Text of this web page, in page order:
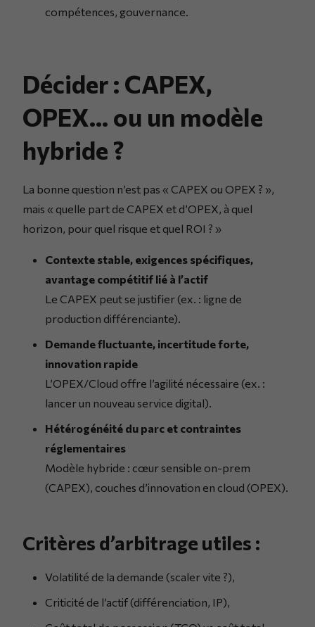
compétences, gouvernance.
Décider : CAPEX,
OPEX… ou un modèle
hybride ?
La bonne question n’est pas « CAPEX ou OPEX ? »,
mais « quelle part de CAPEX et d’OPEX, à quel
horizon, pour quel risque et quel ROI ? »
Contexte stable, exigences spécifiques,
avantage compétitif lié à l’actif
Le CAPEX peut se justifier (ex. : ligne de
production différenciante).
Demande fluctuante, incertitude forte,
innovation rapide
L’OPEX/Cloud offre l’agilité nécessaire (ex. :
lancer un nouveau service digital).
Hétérogénéité du parc et contraintes
réglementaires
Modèle hybride : cœur sensible on-prem
(CAPEX), couches d’innovation en cloud (OPEX).
Critères d’arbitrage utiles :
Volatilité de la demande (scaler vite ?),
Criticité de l’actif (différenciation, IP),